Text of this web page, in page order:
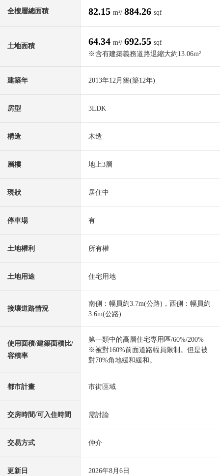
全樓層總面積 82.15 m²/ 884.26 sqf
土地面積 64.34 m²/ 692.55 sqf
※含有建築義務道路退縮大約13.06m²
建築年 2013年12月築(築12年)
房型 3LDK
構造 木造
層樓 地上3層
現狀 居住中
停車場 有
土地權利 所有權
土地用途 住宅用地
接壤道路情況
南側：幅員約3.7m(公路)，西側：幅員約
3.6m(公路)
使用面積/建築面積比/
容積率
第一類中的高層住宅專用區/60%/200%
※被對160%前面道路幅員限制。但是被
對70%角地緩和緩和。
都市計畫 市街區域
交房時間/可入住時間 需討論
交易方式 仲介
更新日 2026年8月6日